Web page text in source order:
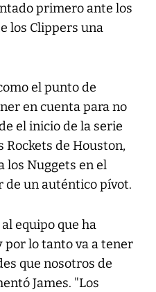
primero ante los
los Clippers una
el punto de
en cuenta para no
el inicio de la serie
Rockets de Houston,
los Nuggets en el
de un auténtico pívot.
equipo que ha
por lo tanto va a tener
que nosotros de
James. "Los